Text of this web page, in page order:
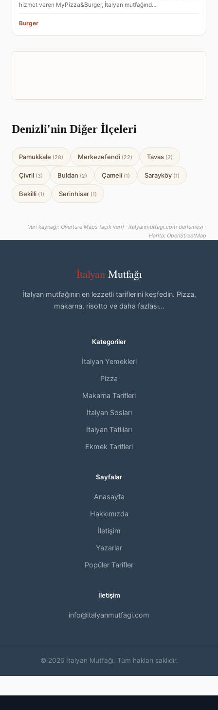
hizmet veren MyPizza&Burger, İtalyan mutfağınd…
Burger
Denizli'nin Diğer İlçeleri
Pamukkale (28) Merkezefendi (22) Tavas (3)
Çivril (3) Buldan (2) Çameli (1) Sarayköy (1)
Bekilli (1) Serinhisar (1)
Veri kaynağı: Overture Maps (açık veri) · italyanmutfagi.com derlemesi ·
Harita: OpenStreetMap
İtalyan Mutfağı
İtalyan mutfağının en lezzetli tariflerini keşfedin. Pizza,
makarna, risotto ve daha fazlası...
Kategoriler
İtalyan Yemekleri
Pizza
Makarna Tarifleri
İtalyan Sosları
İtalyan Tatlıları
Ekmek Tarifleri
Sayfalar
Anasayfa
Hakkımızda
İletişim
Yazarlar
Popüler Tarifler
İletişim
info@italyanmutfagi.com
© 2026 İtalyan Mutfağı. Tüm hakları saklıdır.